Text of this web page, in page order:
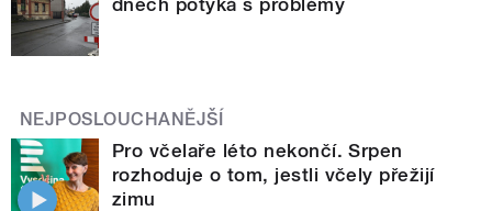
NEJPOSLOUCHANĚJŠÍ
Pro včelaře léto nekončí. Srpen
rozhoduje o tom, jestli včely přežijí
zimu